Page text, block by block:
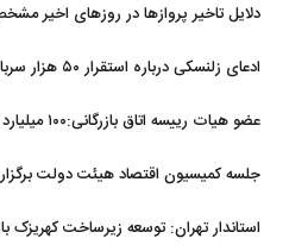
دلایل تاخیر پروازها در روزهای اخیر
ادعای زلنسکی درباره استقرار ۵۰ هزار سرباز کره شمالی در روسیه
عضو هیات رییسه اتاق بازرگانی:۱۰۰ میلیارد دلار ارز گم نشده است
جلسه کمیسیون اقتصاد هیئت دولت
استاندار تهران: توسعه زیرساخت‌ کهریزک